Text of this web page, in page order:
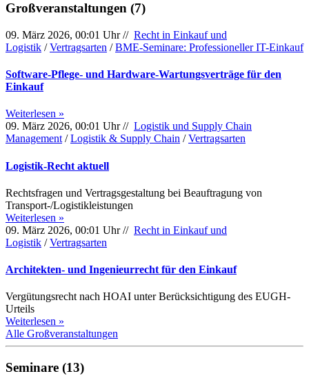
Großveranstaltungen (7)
09. März 2026, 00:01 Uhr // Recht in Einkauf und
Logistik /Vertragsarten /BME-Seminare: Professioneller IT-Einkauf
Software-Pflege- und Hardware-Wartungsverträge für den
Einkauf
Weiterlesen »
09. März 2026, 00:01 Uhr // Logistik und Supply Chain
Management /Logistik & Supply Chain /Vertragsarten
Logistik-Recht aktuell
Rechtsfragen und Vertragsgestaltung bei Beauftragung von
Transport-/Logistikleistungen
Weiterlesen »
09. März 2026, 00:01 Uhr // Recht in Einkauf und
Logistik /Vertragsarten
Architekten- und Ingenieurrecht für den Einkauf
Vergütungsrecht nach HOAI unter Berücksichtigung des EUGH-
Urteils
Weiterlesen »
Alle Großveranstaltungen
Seminare (13)